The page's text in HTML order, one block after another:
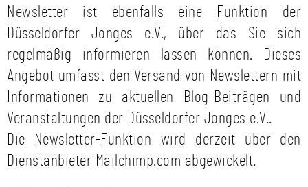
Newsletter ist ebenfalls eine Funktion der
Düsseldorfer Jonges e.V., über das Sie sich
regelmäßig informieren lassen können. Dieses
Angebot umfasst den Versand von Newslettern mit
Informationen zu aktuellen Blog-Beiträgen und
Veranstaltungen der Düsseldorfer Jonges e.V..
Die Newsletter-Funktion wird derzeit über den
Dienstanbieter Mailchimp.com abgewickelt.